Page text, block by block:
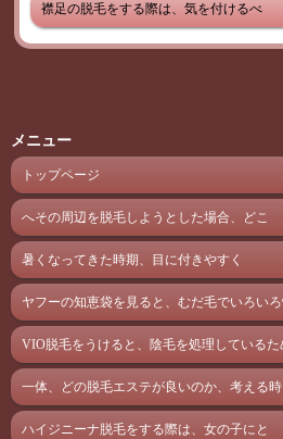
襟足の脱毛をする際は、気を付けるべ
メニュー
トップページ
へその周辺を脱毛しようとした場合、どこ
暑くなってきた時期、目に付きやすく
ヤフーの知恵袋を見ると、むだ毛でいろい
VIO脱毛をうけると、陰毛を処理しているた
一体、どの脱毛エステが良いのか、考える
ハイジニーナ脱毛をする際は、女の子にと